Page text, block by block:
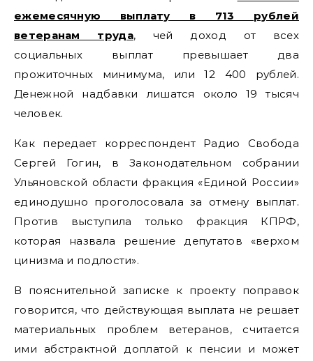
ежемесячную выплату в 713 рублей
ветеранам труда, чей доход от всех
социальных выплат превышает два
прожиточных минимума, или 12 400 рублей.
Денежной надбавки лишатся около 19 тысяч
человек.
Как передает корреспондент Радио Свобода
Сергей Гогин, в Законодательном собрании
Ульяновской области фракция «Единой России»
единодушно проголосовала за отмену выплат.
Против выступила только фракция КПРФ,
которая назвала решение депутатов «верхом
цинизма и подлости».
В пояснительной записке к проекту поправок
говорится, что действующая выплата не решает
материальных проблем ветеранов, считается
ими абстрактной доплатой к пенсии и может